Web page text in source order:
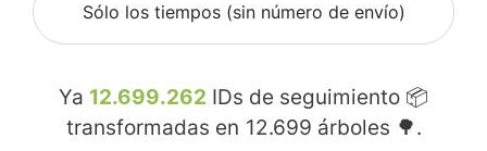
Sólo los tiempos (sin número de envío)
Ya 12.699.262 IDs de seguimiento 📦
transformadas en 12.699 árboles 🌳.